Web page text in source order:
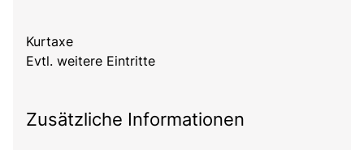
Kurtaxe
Evtl. weitere Eintritte
Zusätzliche Informationen